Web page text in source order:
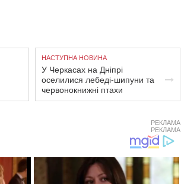
НАСТУПНА НОВИНА
У Черкасах на Дніпрі
оселилися лебеді-шипуни та
червонокнижні птахи
РЕКЛАМА
РЕКЛАМА